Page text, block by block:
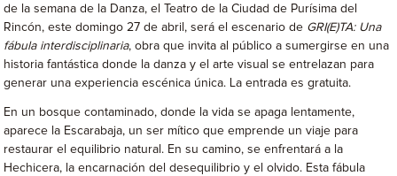
de la semana de la Danza, el Teatro de la Ciudad de Purísima del
Rincón, este domingo 27 de abril, será el escenario de GRI(E)TA: Una
fábula interdisciplinaria, obra que invita al público a sumergirse en una
historia fantástica donde la danza y el arte visual se entrelazan para
generar una experiencia escénica única. La entrada es gratuita.
En un bosque contaminado, donde la vida se apaga lentamente,
aparece la Escarabaja, un ser mítico que emprende un viaje para
restaurar el equilibrio natural. En su camino, se enfrentará a la
Hechicera, la encarnación del desequilibrio y el olvido. Esta fábula